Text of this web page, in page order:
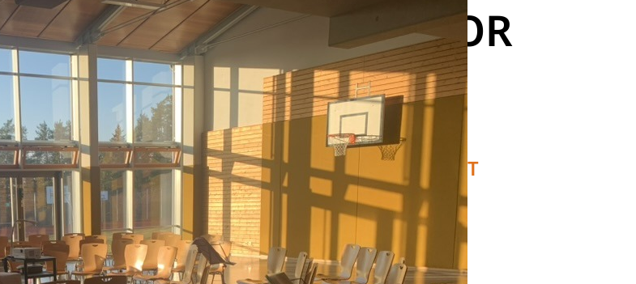
DER UNTERSTUFENCHOR
AUF REISEN
ZWISCHEN NACHTWANDERUNG UND NOTENBLATT
Mai 13, 2026